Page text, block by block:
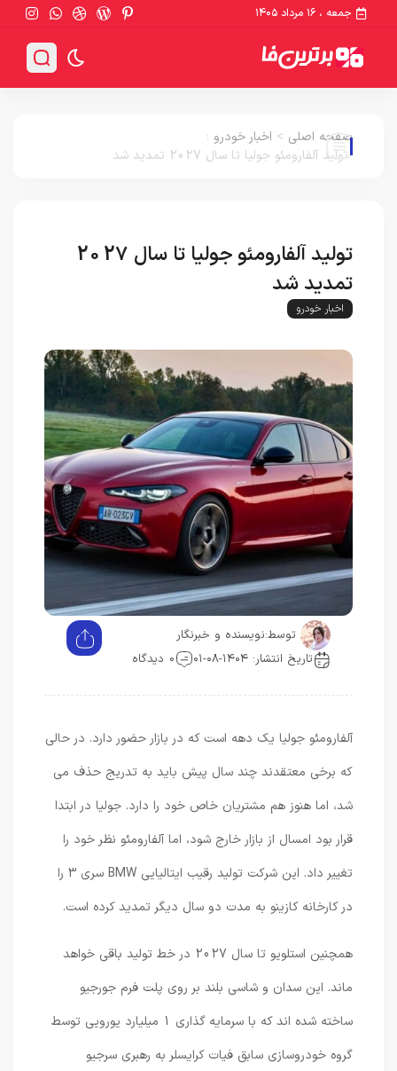
جمعه ، ۱۶ مرداد ۱۴۰۵
صفحه اصلی > اخبار خودرو :
تولید آلفارومئو جولیا تا سال 2027 تمدید شد
تولید آلفارومئو جولیا تا سال 2027
تمدید شد
اخبار خودرو
توسط: نویسنده و خبرنگار
تاریخ انتشار: ۱۴۰۴-۰۸-۰۱
0 دیدگاه
آلفارومئو جولیا یک دهه است که در بازار حضور دارد. در حالی
که برخی معتقدند چند سال پیش باید به تدریج حذف می
شد، اما هنوز هم مشتریان خاص خود را دارد. جولیا در ابتدا
قرار بود امسال از بازار خارج شود، اما آلفارومئو نظر خود را
تغییر داد. این شرکت تولید رقیب ایتالیایی BMW سری 3 را
در کارخانه کازینو به مدت دو سال دیگر تمدید کرده است.
همچنین استلویو تا سال 2027 در خط تولید باقی خواهد
ماند. این سدان و شاسی بلند بر روی پلت فرم جورجیو
ساخته شده اند که با سرمایه گذاری 1 میلیارد یورویی توسط
گروه خودروسازی سابق فیات کرایسلر به رهبری سرجیو